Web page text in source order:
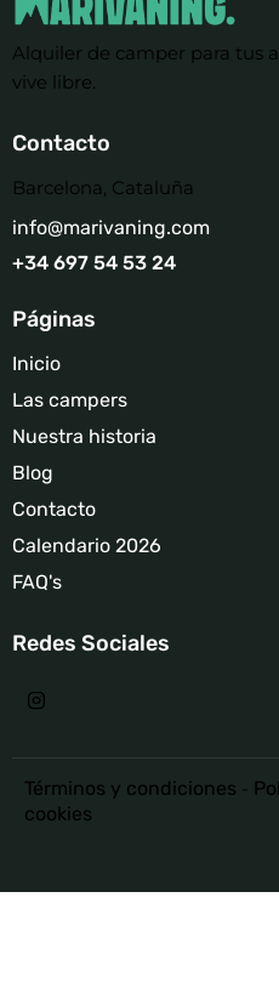
Alquiler de camper para tus
vive libre.
Contacto
Barcelona, Cataluña
info@marivaning.com
+34 697 54 53 24‬
Páginas
Inicio
Las campers
Nuestra historia
Blog
Contacto
Calendario 2026
FAQ's
Redes Sociales
Términos y condiciones
cookies